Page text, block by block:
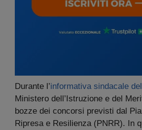
Durante l’informativa sindacale
Ministero dell’Istruzione e del
bozze dei concorsi previsti dal
Ripresa e Resilienza (PNRR). In